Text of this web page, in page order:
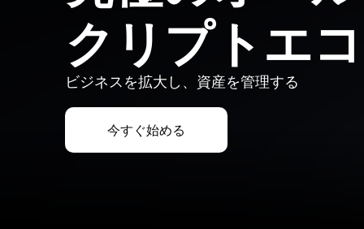
クリプトエ
ビジネスを拡大し、資産を管理する
今すぐ始める